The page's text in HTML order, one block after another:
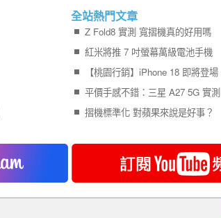
全站熱門文章
Z Fold8 實測 寬摺機真的好用嗎
紅米將推 7 吋螢幕萬級電池手機
平價手感不錯：三星 A27 5G 實測
摺機標準化 對蘋果來說是好事？